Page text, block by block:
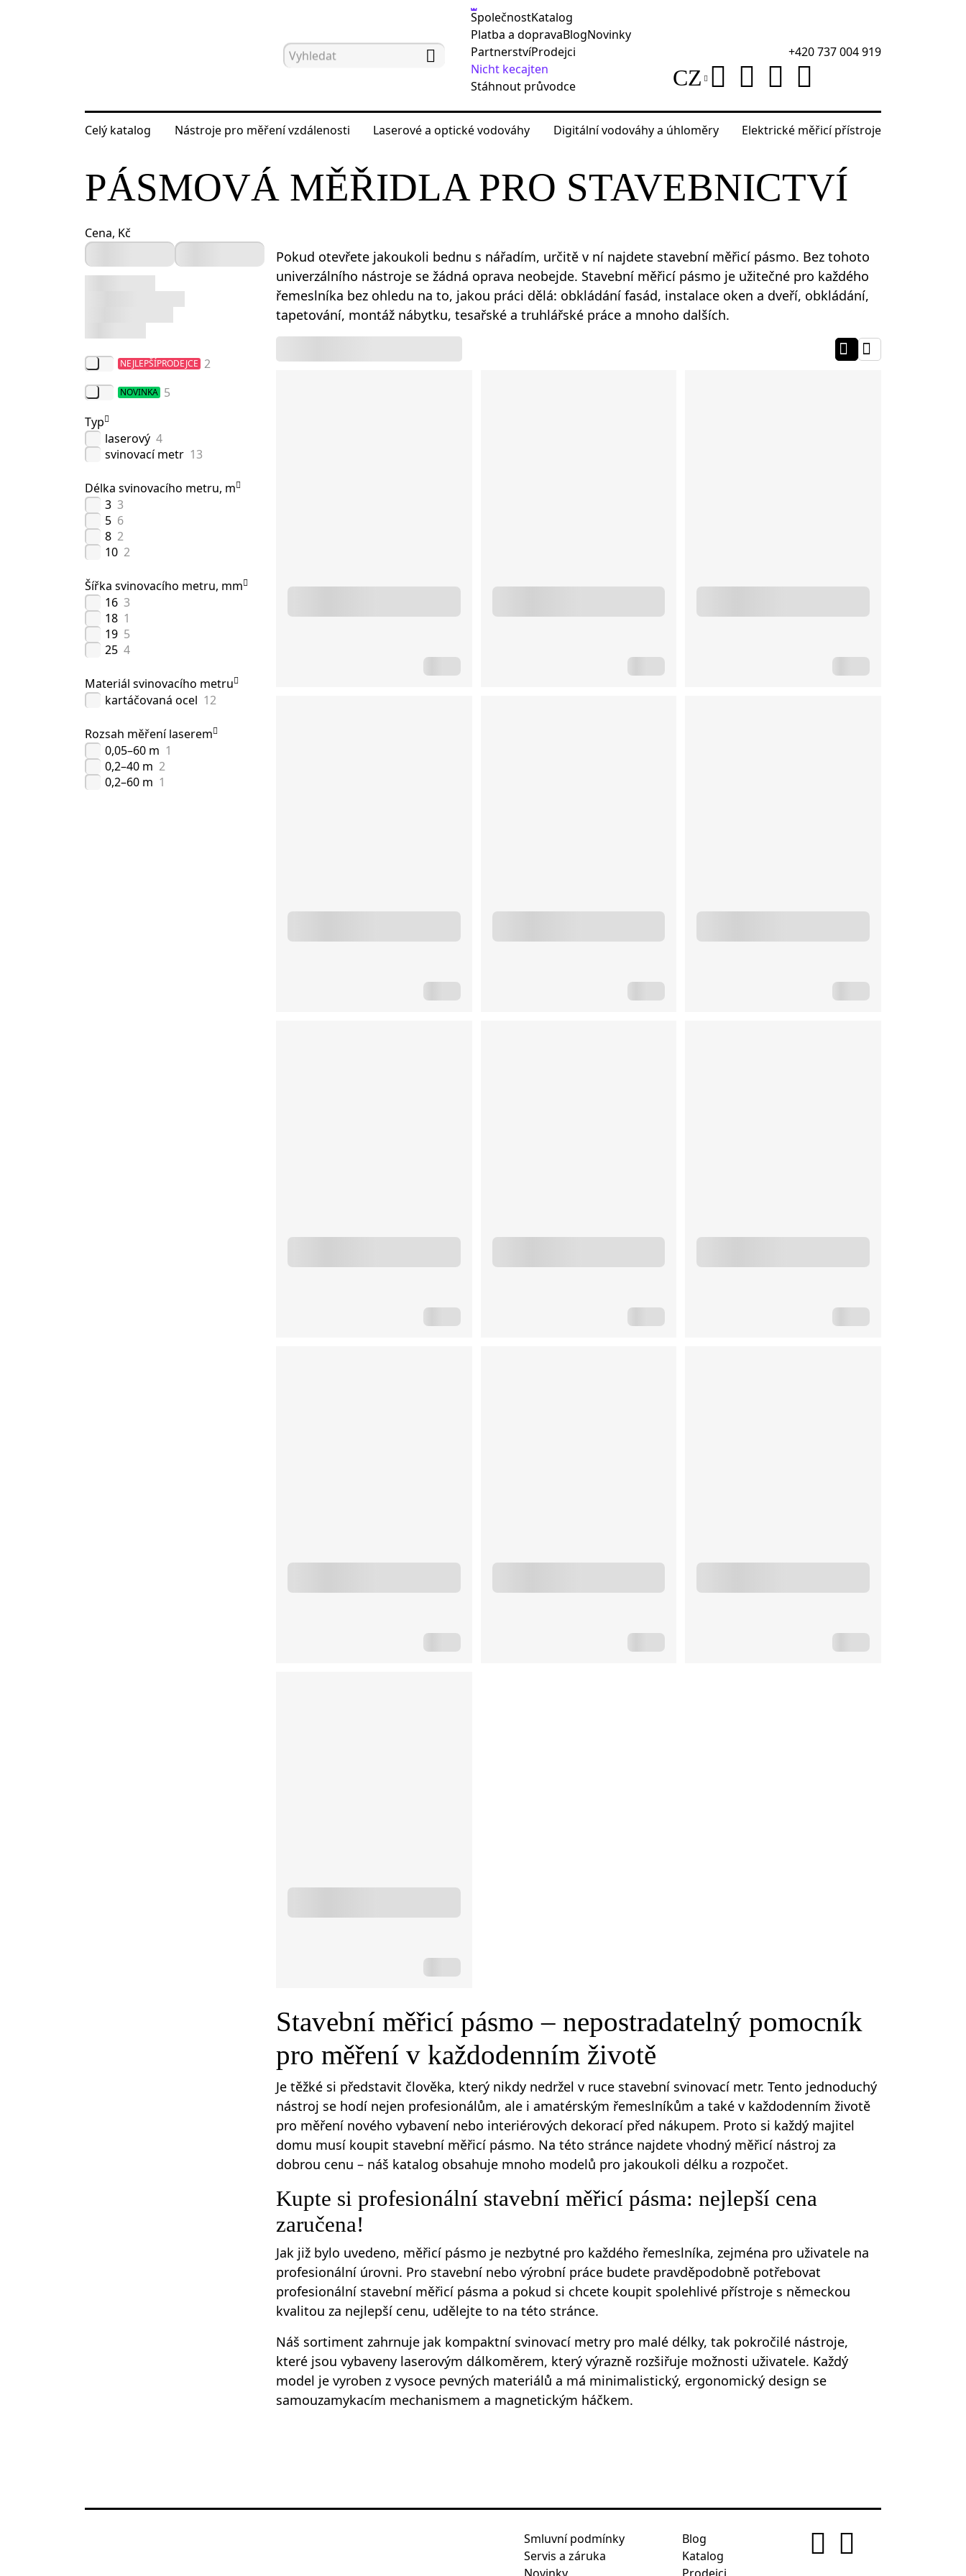
SpolečnostKatalog
Platba a dopravaBlogNovinky
PartnerstvíProdejci
Nicht kecajten
Stáhnout průvodce
+420 737 004 919
CZ
Celý katalog Nástroje pro měření vzdálenosti Laserové a optické vodováhy Digitální vodováhy a úhloměry Elektrické měřicí přístroje
Hlavní strana Katalog Nástroje pro měření vzdálenosti Pásmová měřidla pro stavebnictví
PÁSMOVÁ MĚŘIDLA PRO STAVEBNICTVÍ
Cena, Kč
NEJLEPŠÍPRODEJCE 2
NOVINKA 5
Typ
laserový 4
svinovací metr 13
Délka svinovacího metru, m
3 3
5 6
8 2
10 2
Šířka svinovacího metru, mm
16 3
18 1
19 5
25 4
Materiál svinovacího metru
kartáčovaná ocel 12
Rozsah měření laserem
0,05–60 m 1
0,2–40 m 2
0,2–60 m 1
Pokud otevřete jakoukoli bednu s nářadím, určitě v ní najdete stavební měřicí pásmo. Bez tohoto
univerzálního nástroje se žádná oprava neobejde. Stavební měřicí pásmo je užitečné pro každého
řemeslníka bez ohledu na to, jakou práci dělá: obkládání fasád, instalace oken a dveří, obkládání,
tapetování, montáž nábytku, tesařské a truhlářské práce a mnoho dalších.
Stavební měřicí pásmo – nepostradatelný pomocník
pro měření v každodenním životě
Je těžké si představit člověka, který nikdy nedržel v ruce stavební svinovací metr. Tento jednoduchý
nástroj se hodí nejen profesionálům, ale i amatérským řemeslníkům a také v každodenním životě
pro měření nového vybavení nebo interiérových dekorací před nákupem. Proto si každý majitel
domu musí koupit stavební měřicí pásmo. Na této stránce najdete vhodný měřicí nástroj za
dobrou cenu – náš katalog obsahuje mnoho modelů pro jakoukoli délku a rozpočet.
Kupte si profesionální stavební měřicí pásma: nejlepší cena
zaručena!
Jak již bylo uvedeno, měřicí pásmo je nezbytné pro každého řemeslníka, zejména pro uživatele na
profesionální úrovni. Pro stavební nebo výrobní práce budete pravděpodobně potřebovat
profesionální stavební měřicí pásma a pokud si chcete koupit spolehlivé přístroje s německou
kvalitou za nejlepší cenu, udělejte to na této stránce.
Náš sortiment zahrnuje jak kompaktní svinovací metry pro malé délky, tak pokročilé nástroje,
které jsou vybaveny laserovým dálkoměrem, který výrazně rozšiřuje možnosti uživatele. Každý
model je vyroben z vysoce pevných materiálů a má minimalistický, ergonomický design se
samouzamykacím mechanismem a magnetickým háčkem.
Smluvní podmínky
Servis a záruka
Blog
Katalog